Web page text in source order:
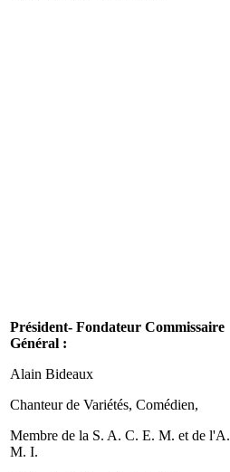
Président- Fondateur Commissaire
Général :
Alain Bideaux
Chanteur de Variétés, Comédien,
Membre de la S. A. C. E. M. et de
M. I.